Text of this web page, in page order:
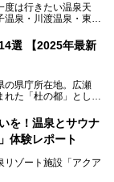
度は行きたい温泉天
泉・川渡温泉・東鳴
塩泉などと多様な泉
を開いてくれていま
したい5ヶ所の温泉を
ウナも楽しめます。
選 【2025年最新
の県庁所在地。広瀬
た「杜の都」として
間30分とアクセスも
つです。
、スポーツ観戦の遠征
んありますよ。
を！温泉とサウナ
体験レポート
リゾート施設「アクア